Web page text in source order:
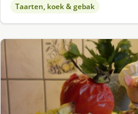
Taarten, koek & gebak